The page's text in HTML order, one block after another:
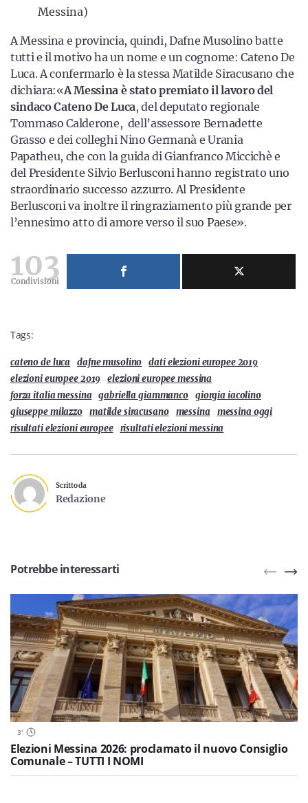
Messina)
A Messina e provincia, quindi, Dafne Musolino batte
tutti e il motivo ha un nome e un cognome: Cateno De
Luca. A confermarlo è la stessa Matilde Siracusano che
dichiara:«A Messina è stato premiato il lavoro del
sindaco Cateno De Luca, del deputato regionale
Tommaso Calderone, dell’assessore Bernadette
Grasso e dei colleghi Nino Germanà e Urania
Papatheu, che con la guida di Gianfranco Miccichè e
del Presidente Silvio Berlusconi hanno registrato uno
straordinario successo azzurro. Al Presidente
Berlusconi va inoltre il ringraziamento più grande per
l’ennesimo atto di amore verso il suo Paese».
103
Condivisioni
Tags:
cateno de luca dafne musolino
dati elezioni europee 2019
elezioni europee 2019
elezioni europee messina
forza italia messina gabriella giammanco giorgia iacolino
giuseppe milazzo matilde siracusano messina
messina oggi
risultati elezioni europee
risultati elezioni messina
Scritto da
Redazione
Potrebbe interessarti
3'
Elezioni Messina 2026: proclamato il nuovo Consiglio
Comunale – TUTTI I NOMI